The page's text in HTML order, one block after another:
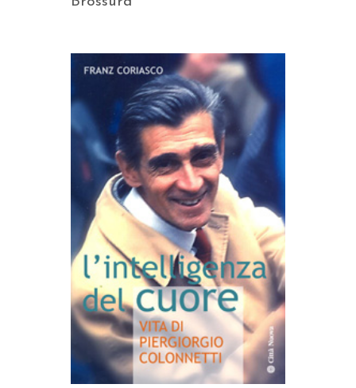
AGGIUNGI AL CARRELLO